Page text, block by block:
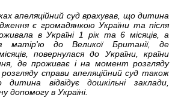
апеляційний суд врахував, що дитина
є громадянкою України та після
в Україні 1 рік та 6 місяців, а
з матір'ю до Великої Британії, де
повернулася до України, країни
де проживає і на момент розгляду
справи апеляційний суд також
відвідує дошкільні заклади,
допомогу в Україні.